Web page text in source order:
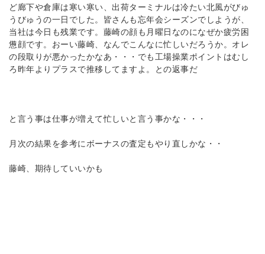
ど廊下や倉庫は寒い寒い、出荷ターミナルは冷たい北風がびゅ
うびゅうの一日でした。皆さんも忘年会シーズンでしようが、
当社は今日も残業です。藤崎の顔も月曜日なのになぜか疲労困
憊顔です。おーい藤崎、なんでこんなに忙しいだろうか。オレ
の段取りが悪かったかなあ・・・でも工場操業ポイントはむし
ろ昨年よりプラスで推移してますよ。との返事だ
と言う事は仕事が増えて忙しいと言う事かな・・・
月次の結果を参考にボーナスの査定もやり直しかな・・
藤崎、期待していいかも